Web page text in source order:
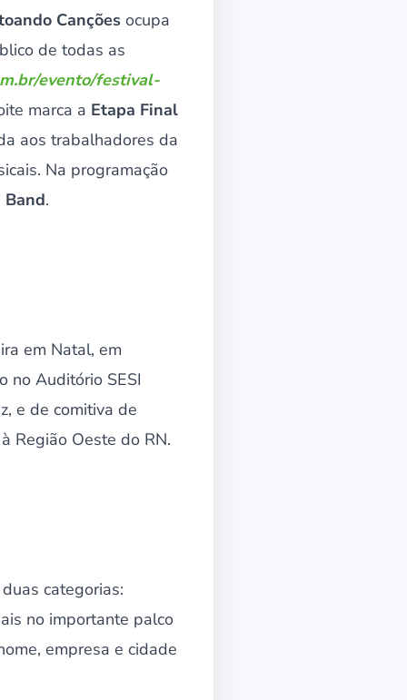
Canções ocupa
de todas as
evento/festival-
marca a Etapa Final
aos trabalhadores da
Na programação
Band.
em Natal, em
no Auditório SESI
e de comitiva de
Região Oeste do RN.
categorias:
no importante palco
empresa e cidade